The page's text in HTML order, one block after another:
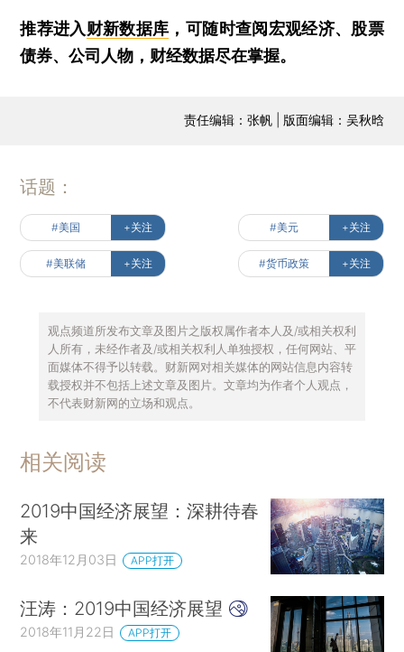
推荐进入财新数据库 ，可随时查阅宏观经济、股票
债券、公司人物，财经数据尽在掌握。
责任编辑：张帆 | 版面编辑：吴秋晗
话题：
#美国 +关注 #美元 +关注
#美联储 +关注 #货币政策 +关注
观点频道所发布文章及图片之版权属作者本人及/或相关权利
人所有，未经作者及/或相关权利人单独授权，任何网站、平
面媒体不得予以转载。财新网对相关媒体的网站信息内容转
载授权并不包括上述文章及图片。文章均为作者个人观点，
不代表财新网的立场和观点。
相关阅读
2019中国经济展望：深耕待春
来
2018年12月03日 APP打开
汪涛：2019中国经济展望
2018年11月22日 APP打开